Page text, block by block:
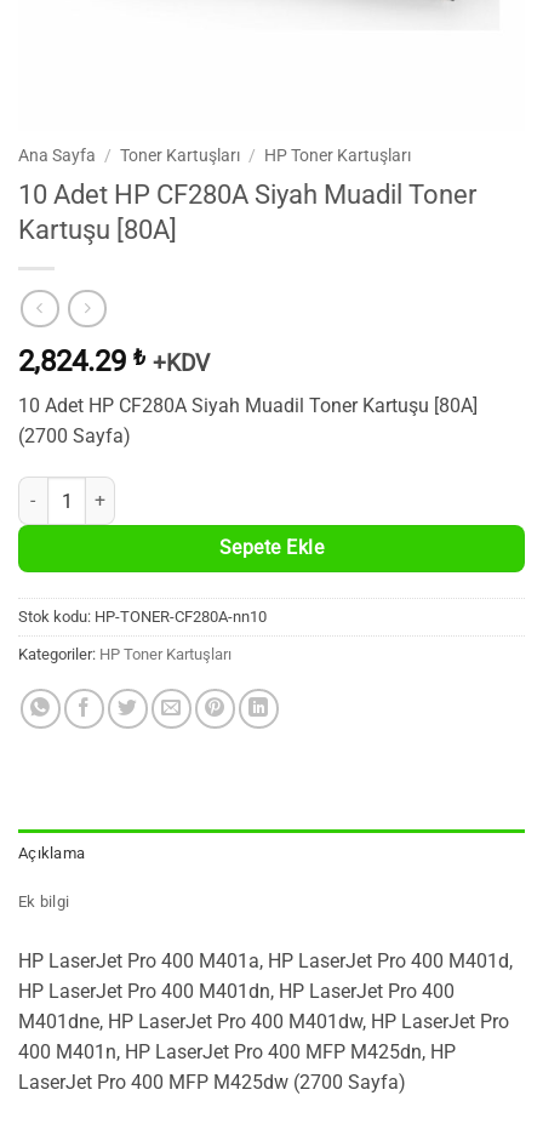
Ana Sayfa / Toner Kartuşları / HP Toner Kartuşları
10 Adet HP CF280A Siyah Muadil Toner
Kartuşu [80A]
2,824.29 ₺ +KDV
10 Adet HP CF280A Siyah Muadil Toner Kartuşu [80A]
(2700 Sayfa)
10 Adet HP CF280A Siyah Muadil Toner Kartuşu [80A] adet
Sepete Ekle
Stok kodu: HP-TONER-CF280A-nn10
Kategoriler: HP Toner Kartuşları
Açıklama
Ek bilgi
HP LaserJet Pro 400 M401a, HP LaserJet Pro 400 M401d,
HP LaserJet Pro 400 M401dn, HP LaserJet Pro 400
M401dne, HP LaserJet Pro 400 M401dw, HP LaserJet Pro
400 M401n, HP LaserJet Pro 400 MFP M425dn, HP
LaserJet Pro 400 MFP M425dw (2700 Sayfa)